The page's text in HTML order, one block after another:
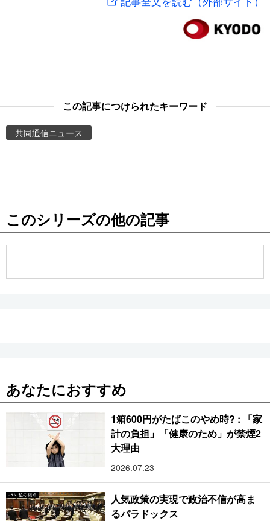
スポーツ・東京2020
Images
この記事につけられたキーワード
共同通信ニュース
このシリーズの他の記事
あなたにおすすめ
1箱600円がたばこのやめ時? : 「家
計の負担」「健康のため」が禁煙2
大理由
2026.07.23
人気政策の実現で政治不信が高ま
るパラドックス